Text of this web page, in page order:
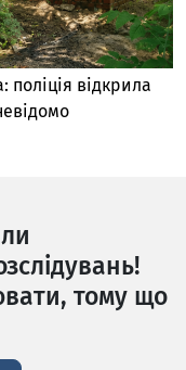
поліція відкрила
тому що